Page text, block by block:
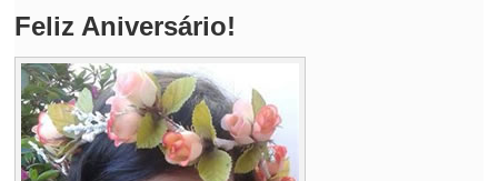
Feliz Aniversário!